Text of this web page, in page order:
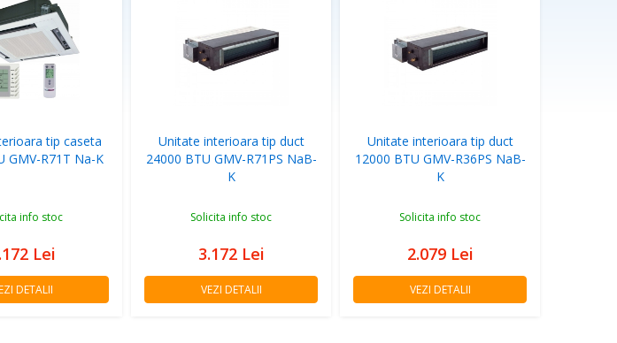
tip caseta
GMV-R71T Na-K
info stoc
Lei
DETALII
Unitate interioara tip duct
24000 BTU GMV-R71PS NaB-
K
Solicita info stoc
3.172 Lei
VEZI DETALII
Unitate interioara tip duct
12000 BTU GMV-R36PS NaB-
K
Solicita info stoc
2.079 Lei
VEZI DETALII